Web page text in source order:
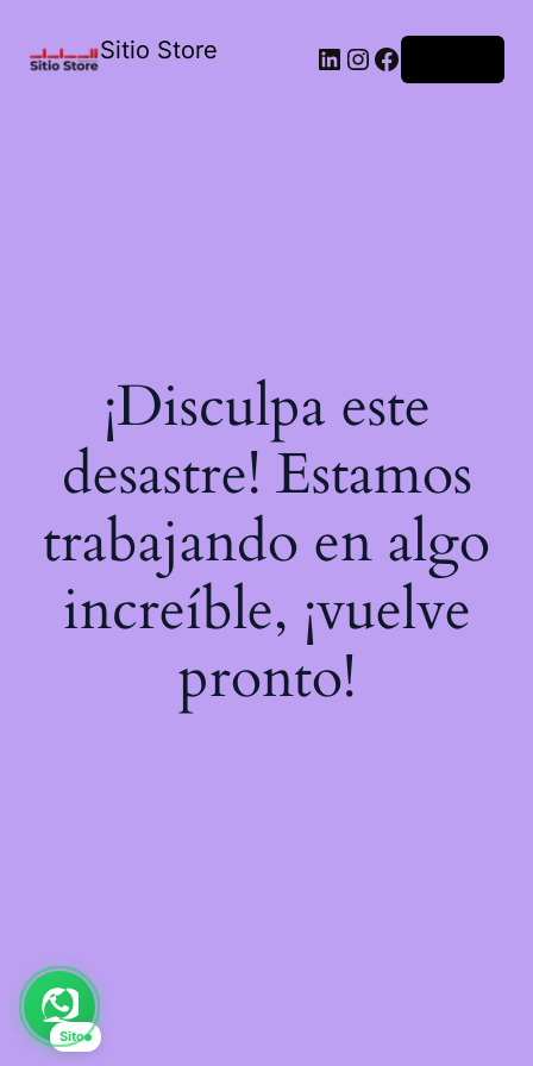
Sitio Store
¡Disculpa este
desastre! Estamos
trabajando en algo
increíble, ¡vuelve
pronto!
Sito